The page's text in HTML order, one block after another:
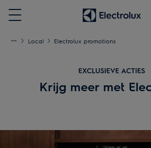
Menu
Local Electrolux promotions
EXCLUSIEVE ACTIES
Krijg meer met